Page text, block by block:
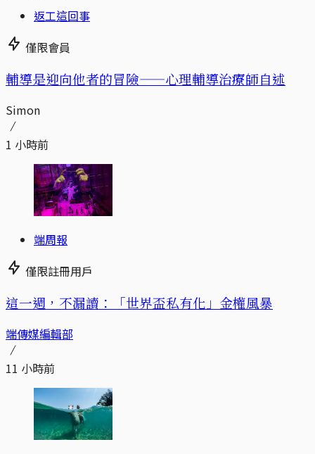
返工這回事
僅限會員
輔導是迎向他者的冒險——心理輔導治療師自述
Simon
1 小時前
端周報
僅限註冊用戶
這一週，不漏讀：「世界盃私有化」金權風暴
端傳媒編輯部
11 小時前